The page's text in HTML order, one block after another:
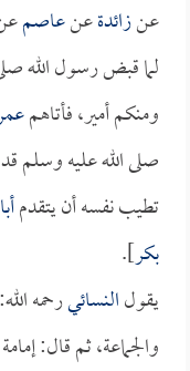
عنزائدةعنعاصم
لما قبض رسول الله
ومنكم أمير، فأتاهم
صلى الله عليه وسلم
تطيب نفسه أن يتقدم
بكر].
يقولالنسائيرحمه
والجماعة، ثم قال: